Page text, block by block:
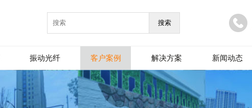
搜索
振动光纤 客户案例 解决方案 新闻动态